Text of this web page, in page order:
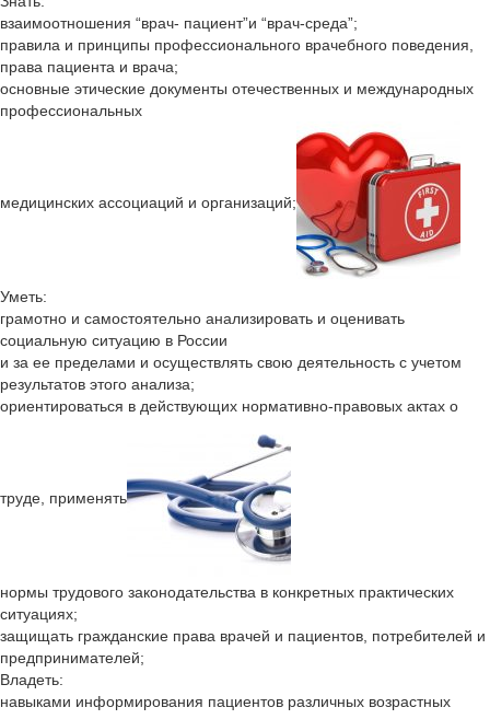
взаимоотношения “врач- пациент”и “врач-среда”;
правила и принципы профессионального врачебного поведения,
права пациента и врача;
основные этические документы отечественных и международных
профессиональных
медицинских ассоциаций и организаций;
Уметь:
грамотно и самостоятельно анализировать и оценивать
социальную ситуацию в России
и за ее пределами и осуществлять свою деятельность с учетом
результатов этого анализа;
ориентироваться в действующих нормативно-правовых актах о
труде, применять
нормы трудового законодательства в конкретных практических
ситуациях;
защищать гражданские права врачей и пациентов, потребителей и
предпринимателей;
Владеть:
навыками информирования пациентов различных возрастных